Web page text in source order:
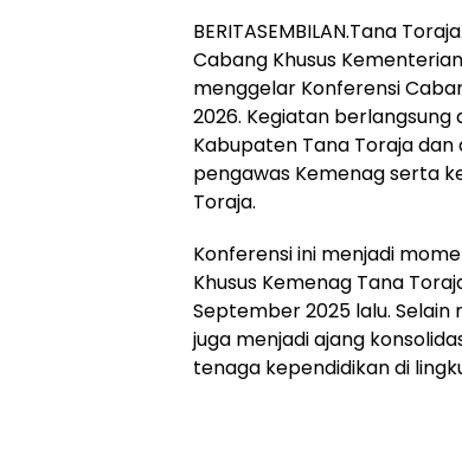
BERITASEMBILAN.Tana Toraja.
Cabang Khusus
menggelar Konferensi
2026. Kegiatan
Kabupaten Tana Toraja dan
pengawas Kemenag serta
Toraja.
Konferensi ini menjadi
Khusus Kemenag Tana
September 2025 lalu. Selain
juga menjadi ajang
tenaga kependidikan di